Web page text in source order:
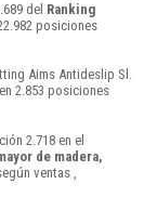
del Ranking
posiciones
Aims Antideslip Sl.
2.853 posiciones
2.718 en el
de madera,
ventas ,